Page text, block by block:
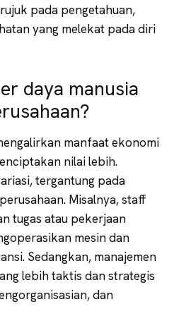
pada pengetahuan,
yang melekat pada diri
daya manusia
manfaat ekonomi
nilai lebih.
tergantung pada
Misalnya, staff
tugas atau pekerjaan
mesin dan
Sedangkan, manajemen
lebih taktis dan strategis
dan